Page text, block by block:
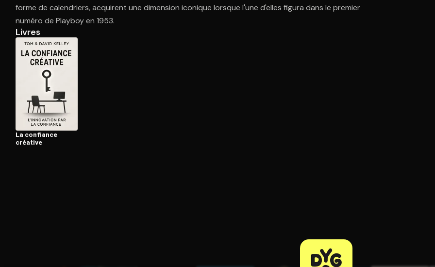
forme de calendriers, acquirent une dimension iconique lorsque l'une d'elles figura dans le premier
numéro de Playboy en 1953.
Livres
La confiance
créative